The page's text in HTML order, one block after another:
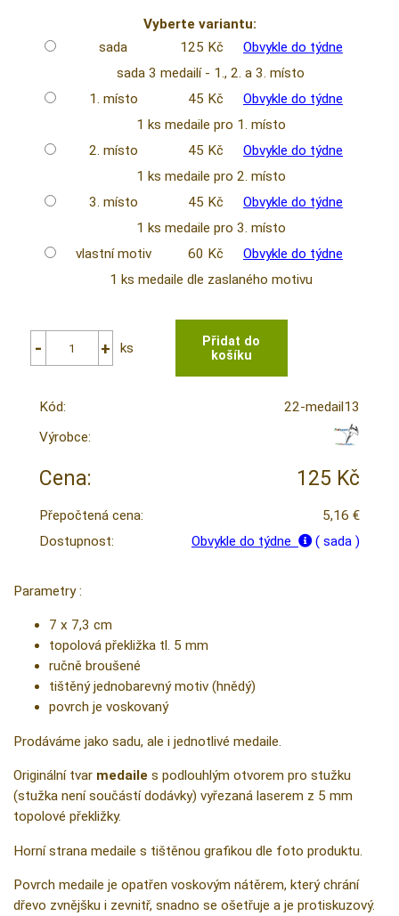
Vyberte variantu:
sada
125 Kč
Obvykle do týdne
sada 3 medailí - 1., 2. a 3. místo
1. místo
45 Kč
Obvykle do týdne
1 ks medaile pro 1. místo
2. místo
45 Kč
Obvykle do týdne
1 ks medaile pro 2. místo
3. místo
45 Kč
Obvykle do týdne
1 ks medaile pro 3. místo
vlastní motiv
60 Kč
Obvykle do týdne
1 ks medaile dle zaslaného motivu
ks
Kód:
22-medail13
Výrobce:
Cena: 125 Kč
Přepočtená cena:
5,16 €
Dostupnost:
Obvykle do týdne ( sada )
Parametry :
7 x 7,3 cm
topolová překližka tl. 5 mm
ručně broušené
tištěný jednobarevný motiv (hnědý)
povrch je voskovaný
Prodáváme jako sadu, ale i jednotlivé medaile.
Originální tvar medaile s podlouhlým otvorem pro stužku
(stužka není součástí dodávky) vyřezaná laserem z 5 mm
topolové překližky.
Horní strana medaile s tištěnou grafikou dle foto produktu.
Povrch medaile je opatřen voskovým nátěrem, který chrání
dřevo zvnějšku i zevnitř, snadno se ošetřuje a je protiskuzový.